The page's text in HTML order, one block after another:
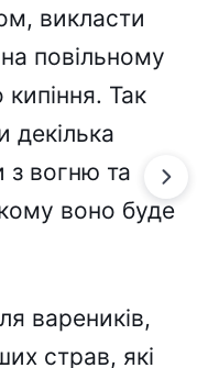
викласти
повільному
кипіння. Так
з вогню та
воно буде
вареників,
страв, які